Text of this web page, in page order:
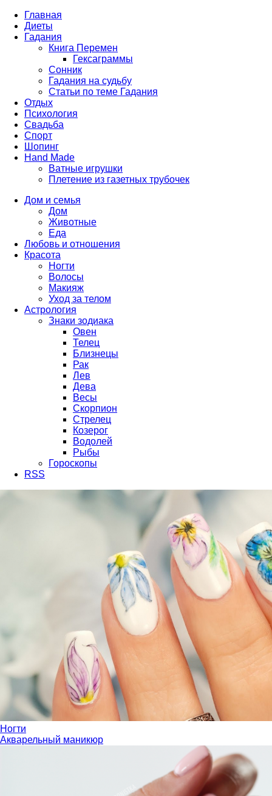
Главная
Диеты
Гадания
Книга Перемен
Гексаграммы
Сонник
Гадания на судьбу
Статьи по теме Гадания
Отдых
Психология
Свадьба
Спорт
Шопинг
Hand Made
Ватные игрушки
Плетение из газетных трубочек
Дом и семья
Дом
Животные
Еда
Любовь и отношения
Красота
Ногти
Волосы
Макияж
Уход за телом
Астрология
Знаки зодиака
Овен
Телец
Близнецы
Рак
Лев
Дева
Весы
Скорпион
Стрелец
Козерог
Водолей
Рыбы
Гороскопы
RSS
Ногти
Акварельный маникюр